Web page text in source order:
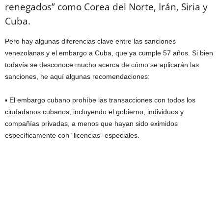
renegados” como Corea del Norte, Irán, Siria y
Cuba.
Pero hay algunas diferencias clave entre las sanciones
venezolanas y el embargo a Cuba, que ya cumple 57 años. Si bien
todavía se desconoce mucho acerca de cómo se aplicarán las
sanciones, he aquí algunas recomendaciones:
▪ El embargo cubano prohíbe las transacciones con todos los
ciudadanos cubanos, incluyendo el gobierno, individuos y
compañías privadas, a menos que hayan sido eximidos
específicamente con “licencias” especiales.